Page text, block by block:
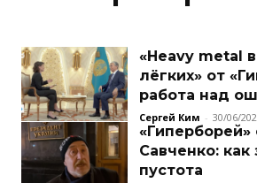
«Heavy metal
лёгких» от
работа над
Сергей Ким - 30/06/
«Гиперборей»
Савченко: как
пустота